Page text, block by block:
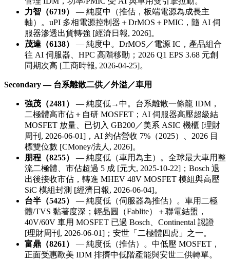
力智（6719）
— 純度中（推估，板端電源為成長主
軸）。uPI 多相電源控制器＋DrMOS＋PMIC，隨 AI 伺
服器滲透出貨轉強 [經濟日報, 2026]。
茂達（6138）
— 純度中。DrMOS／電源 IC，產品組合
往 AI 伺服器、HPC 高階移動；2026 Q1 EPS 3.68 元創
同期次高 [工商時報, 2026-04-25]。
Secondary — 台系離散二供／外溢／車用
強茂（2481）
— 純度低→中。台系離散一條龍 IDM，
二極體高市佔＋自研 MOSFET；AI 伺服器高壓超級結
MOSFET 放量、已切入 GB200／美系 ASIC 機櫃 [理財
周刊, 2026-06-01]，AI 約佔營收 7%（2025）、2026 目
標雙位數 [CMoney/法人, 2026]。
朋程（8255）
— 純度低（車用為主）。全球最大車用整
流二極體、市佔超過 5 成 [元大, 2025-10-22]；Bosch 退
出後接收市佔，轉進 MHEV 48V MOSFET 模組與高壓
SiC 模組封測 [經濟日報, 2026-06-04]。
台半（5425）
— 純度低（伺服器為推估）。車用二極
體/TVS 黏著度深；輕晶圓（Fablite）＋聯電結盟，
40V/60V 車用 MOSFET 已過 Bosch、Continental 認證
[理財周刊, 2026-06-01]；安世「二極體四虎」之一。
富鼎（8261）
— 純度低（推估）。中低壓 MOSFET，
正面受惠歐美 IDM 排擠中低階產能與安世二供轉單。